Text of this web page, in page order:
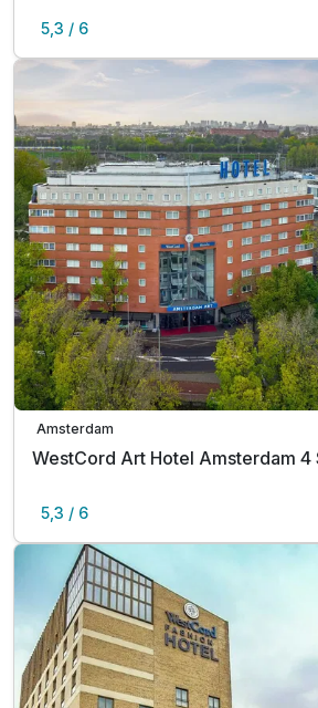
5,3 / 6
Amsterdam
WestCord Art Hotel Amsterdam 4
5,3 / 6